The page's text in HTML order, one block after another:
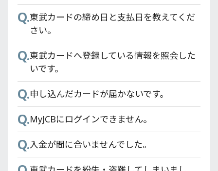
Q.東京スカイツリー®東武カードPASMOの
PASMO残高とPASMOオートチャージ機能
はどうなりますか？
PASMOオートチャージでの還元率はどうな
りますか？
Q.検索しても東武カードアプリが出てきませ
ん。
Q.カード情報を確認したい
Q. Apple Pay、Google Pay はどうすれば登録
できますか？
Q.東武カードアプリの利用環境は何ですか？
Q.登録情報の確認/変更をしたい。
Q.東武カードアプリは有料ですか？
Q.東武カードの締め日と支払日を教えてくだ
さい。
Q.東武カードへ登録している情報を照会した
いです。
Q.申し込んだカードが届かないです。
Q.MyJCBにログインできません。
Q.入金が間に合いませんでした。